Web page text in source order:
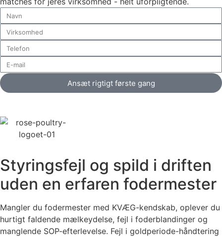
Ansæt rigtigt første gang
Styringsfejl og spild i driften
uden en erfaren fodermester
Mangler du fodermester med KVÆG-kendskab, oplever du
hurtigt faldende mælkeydelse, fejl i foderblandinger og
manglende SOP-efterlevelse. Fejl i goldperiode-håndtering